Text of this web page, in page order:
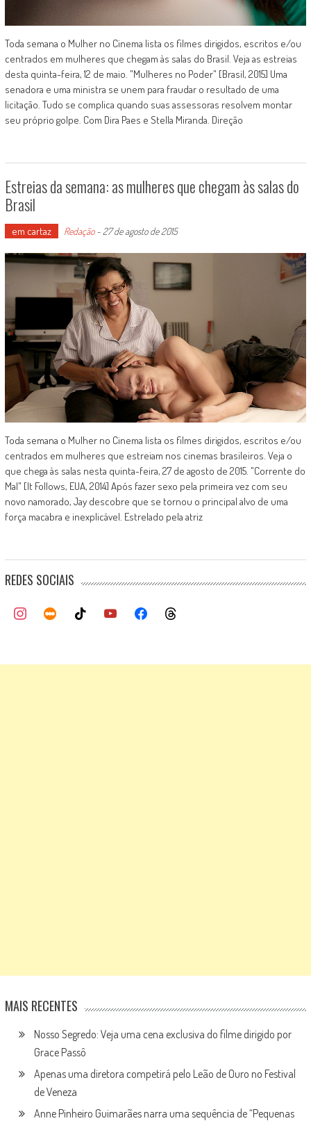
Toda semana o Mulher no Cinema lista os filmes dirigidos, escritos e/ou
centrados em mulheres que chegam às salas do Brasil. Veja as estreias
desta quinta-feira, 12 de maio. "Mulheres no Poder" [Brasil, 2015] Uma
senadora e uma ministra se unem para fraudar o resultado de uma
licitação. Tudo se complica quando suas assessoras resolvem montar
seu próprio golpe. Com Dira Paes e Stella Miranda. Direção
Estreias da semana: as mulheres que chegam às salas do
Brasil
em cartaz Redação- 27 de agosto de 2015
Toda semana o Mulher no Cinema lista os filmes dirigidos, escritos e/ou
centrados em mulheres que estreiam nos cinemas brasileiros. Veja o
que chega às salas nesta quinta-feira, 27 de agosto de 2015. "Corrente do
Mal" [It Follows, EUA, 2014] Após fazer sexo pela primeira vez com seu
novo namorado, Jay descobre que se tornou o principal alvo de uma
força macabra e inexplicável. Estrelado pela atriz
REDES SOCIAIS
MAIS RECENTES
Nosso Segredo: Veja uma cena exclusiva do filme dirigido por
Grace Passô
Apenas uma diretora competirá pelo Leão de Ouro no Festival
de Veneza
Anne Pinheiro Guimarães narra uma sequência de “Pequenas